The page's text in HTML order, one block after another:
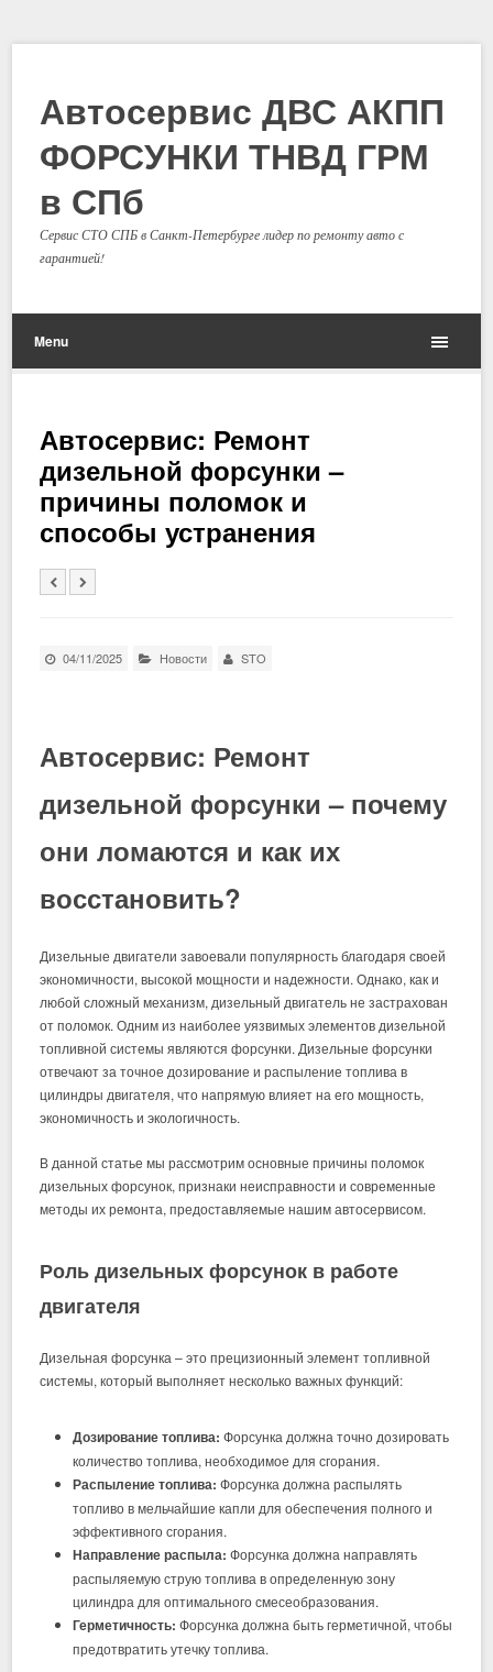
Автосервис ДВС АКПП
ФОРСУНКИ ТНВД ГРМ
в СПб
Сервис СТО СПБ в Санкт-Петербурге лидер по ремонту авто с
гарантией!
Menu
Автосервис: Ремонт
дизельной форсунки –
причины поломок и
способы устранения
04/11/2025 Новости STO
Автосервис: Ремонт
дизельной форсунки – почему
они ломаются и как их
восстановить?
Дизельные двигатели завоевали популярность благодаря своей
экономичности, высокой мощности и надежности. Однако, как и
любой сложный механизм, дизельный двигатель не застрахован
от поломок. Одним из наиболее уязвимых элементов дизельной
топливной системы являются форсунки. Дизельные форсунки
отвечают за точное дозирование и распыление топлива в
цилиндры двигателя, что напрямую влияет на его мощность,
экономичность и экологичность.
В данной статье мы рассмотрим основные причины поломок
дизельных форсунок, признаки неисправности и современные
методы их ремонта, предоставляемые нашим автосервисом.
Роль дизельных форсунок в работе
двигателя
Дизельная форсунка – это прецизионный элемент топливной
системы, который выполняет несколько важных функций:
Дозирование топлива: Форсунка должна точно дозировать
количество топлива, необходимое для сгорания.
Распыление топлива: Форсунка должна распылять
топливо в мельчайшие капли для обеспечения полного и
эффективного сгорания.
Направление распыла: Форсунка должна направлять
распыляемую струю топлива в определенную зону
цилиндра для оптимального смесеобразования.
Герметичность: Форсунка должна быть герметичной, чтобы
предотвратить утечку топлива.